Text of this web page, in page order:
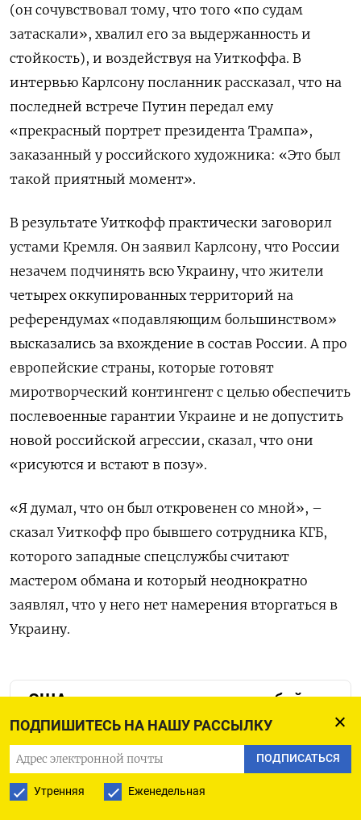
ПОДПИШИТЕСЬ НА НАШУ РАССЫЛКУ
ПОДПИСАТЬСЯ
Утренняя Еженедельная
(он сочувствовал тому, что того «по судам
затаскали», хвалил его за выдержанность и
стойкость), и воздействуя на Уиткоффа. В
интервью Карлсону посланник рассказал, что на
последней встрече Путин передал ему
«прекрасный портрет президента Трампа»,
заказанный у российского художника: «Это был
такой приятный момент».
В результате Уиткофф практически заговорил
устами Кремля. Он заявил Карлсону, что России
незачем подчинять всю Украину, что жители
четырех оккупированных территорий на
референдумах «подавляющим большинством»
высказались за вхождение в состав России. А про
европейские страны, которые готовят
миротворческий контингент с целью обеспечить
послевоенные гарантии Украине и не допустить
новой российской агрессии, сказал, что они
«рисуются и встают в позу».
«Я думал, что он был откровенен со мной», –
сказал Уиткофф про бывшего сотрудника КГБ,
которого западные спецслужбы считают
мастером обмана и который неоднократно
заявлял, что у него нет намерения вторгаться в
Украину.
«США разговаривают сами с собой».
Обольстив Трампа, Путин фактически
отказался от перемирия в Украине
В украинском же вопросе Путин не